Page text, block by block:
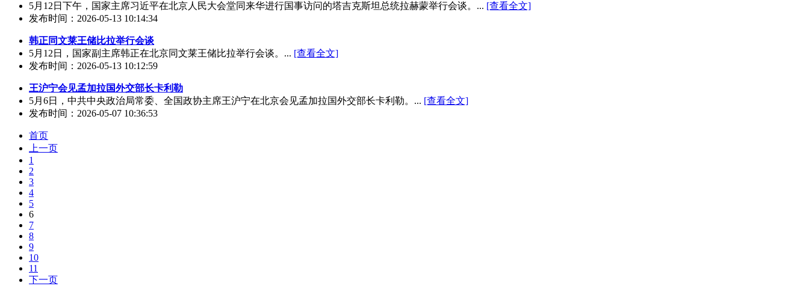
5月12日下午，国家主席习近平在北京人民大会堂同来华进行国事访问的塔吉克斯坦总统拉赫蒙举行会谈。... [查看全文]
发布时间：2026-05-13 10:14:34
韩正同文莱王储比拉举行会谈
5月12日，国家副主席韩正在北京同文莱王储比拉举行会谈。... [查看全文]
发布时间：2026-05-13 10:12:59
王沪宁会见孟加拉国外交部长卡利勒
5月6日，中共中央政治局常委、全国政协主席王沪宁在北京会见孟加拉国外交部长卡利勒。... [查看全文]
发布时间：2026-05-07 10:36:53
首页
上一页
1
2
3
4
5
6
7
8
9
10
11
下一页